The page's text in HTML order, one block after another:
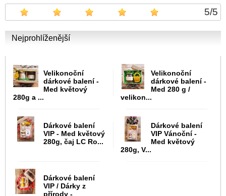
5/5
Nejprohlíženější
Velikonoční
dárkové balení -
Med květový
280g a ...
Velikonoční
dárkové balení -
Med 280 g /
velikon...
Dárkové balení
VIP - Med květový
280g, čaj LC Ro...
Dárkové balení
VIP Vánoční -
Med květový
280g, V...
Dárkové balení
VIP / Dárky z
přírody -